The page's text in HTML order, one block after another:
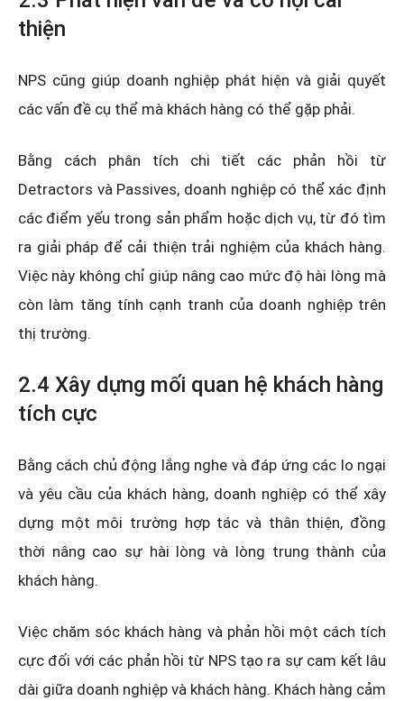
thiện
NPS cũng giúp doanh nghiệp phát hiện và giải quyết
các vấn đề cụ thể mà khách hàng có thể gặp phải.
Bằng cách phân tích chi tiết các phản hồi từ
Detractors và Passives, doanh nghiệp có thể xác định
các điểm yếu trong sản phẩm hoặc dịch vụ, từ đó tìm
ra giải pháp để cải thiện trải nghiệm của khách hàng.
Việc này không chỉ giúp nâng cao mức độ hài lòng mà
còn làm tăng tính cạnh tranh của doanh nghiệp trên
thị trường.
2.4 Xây dựng mối quan hệ khách hàng
tích cực
Bằng cách chủ động lắng nghe và đáp ứng các lo ngại
và yêu cầu của khách hàng, doanh nghiệp có thể xây
dựng một môi trường hợp tác và thân thiện, đồng
thời nâng cao sự hài lòng và lòng trung thành của
khách hàng.
Việc chăm sóc khách hàng và phản hồi một cách tích
cực đối với các phản hồi từ NPS tạo ra sự cam kết lâu
dài giữa doanh nghiệp và khách hàng. Khách hàng cảm